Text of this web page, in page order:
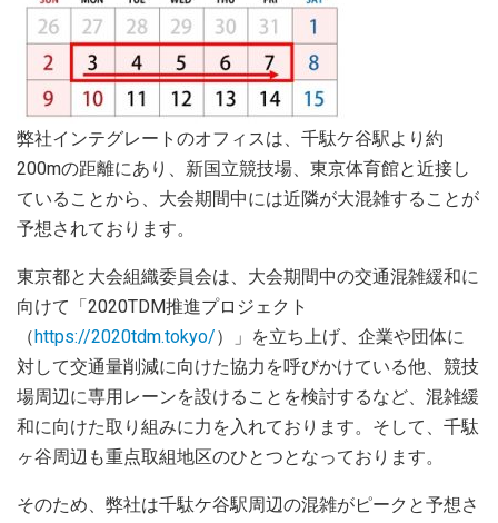
弊社インテグレートのオフィスは、千駄ケ谷駅より約
200mの距離にあり、新国立競技場、東京体育館と近接し
ていることから、大会期間中には近隣が大混雑することが
予想されております。
東京都と大会組織委員会は、大会期間中の交通混雑緩和に
向けて「2020TDM推進プロジェクト
（https://2020tdm.tokyo/）」を立ち上げ、企業や団体に
対して交通量削減に向けた協力を呼びかけている他、競技
場周辺に専用レーンを設けることを検討するなど、混雑緩
和に向けた取り組みに力を入れております。そして、千駄
ヶ谷周辺も重点取組地区のひとつとなっております。
そのため、弊社は千駄ケ谷駅周辺の混雑がピークと予想さ